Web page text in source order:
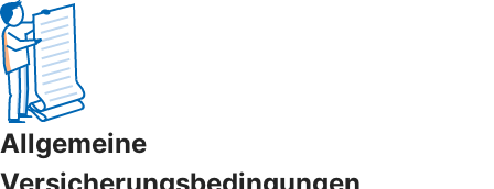
Allgemeine
Versicherungsbedingungen